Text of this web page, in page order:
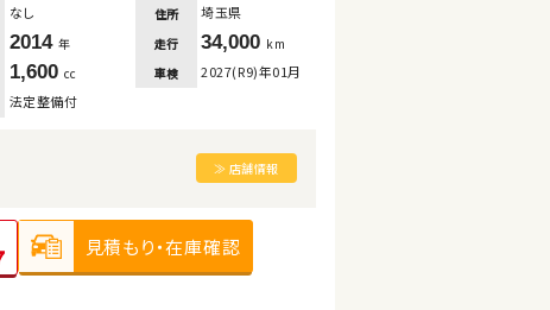
なし 住所 埼玉県
2014 年 走行 34,000 km
1,600 cc 車検 2027(R9)年01月
法定整備付
≫ 店舗情報
見積もり・在庫確認